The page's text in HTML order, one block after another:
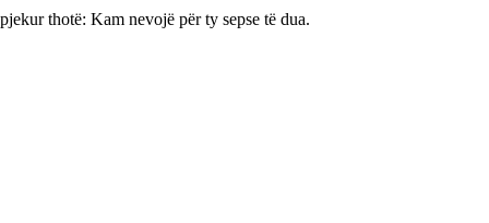
pjekur thotë: Kam nevojë për ty sepse të dua.